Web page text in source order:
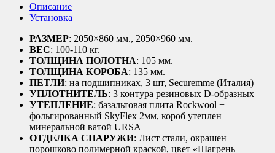
Описание
Установка
РАЗМЕР: 2050×860 мм., 2050×960 мм.
ВЕС: 100-110 кг.
ТОЛЩИНА ПОЛОТНА: 105 мм.
ТОЛЩИНА КОРОБА: 135 мм.
ПЕТЛИ: на подшипниках, 3 шт, Securemme (Италия)
УПЛОТНИТЕЛЬ: 3 контура резиновых D-образных
УТЕПЛЕНИЕ: базальтовая плита Rockwool +
фольгированный SkyFlex 2мм, короб утеплен
минеральной ватой URSA
ОТДЕЛКА СНАРУЖИ: Лист стали, окрашен
порошково полимерной краской, цвет «Шагрень